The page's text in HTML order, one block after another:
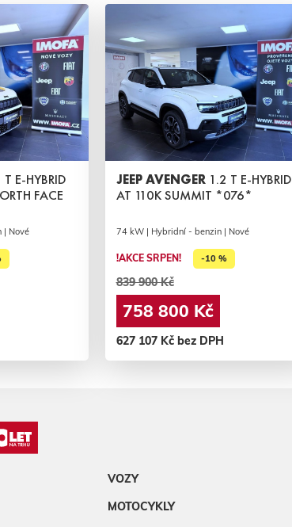
T E-HYBRID
FACE
| Nové
JEEP AVENGER 1.2 T E-HYBRID
AT 110K SUMMIT *076*
74 kW | Hybridní - benzin | Nové
!AKCE SRPEN! -10 %
839 900 Kč
758 800 Kč
627 107 Kč bez DPH
VOZY
MOTOCYKLY